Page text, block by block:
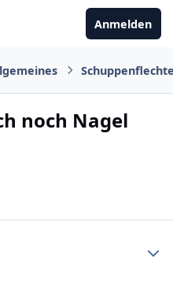
Anmelden
noch Nagel